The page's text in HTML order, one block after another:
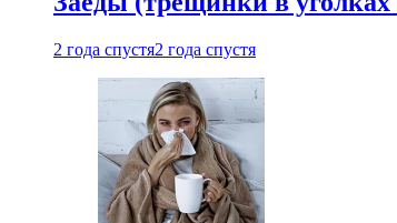
2 года спустя2 года спустя